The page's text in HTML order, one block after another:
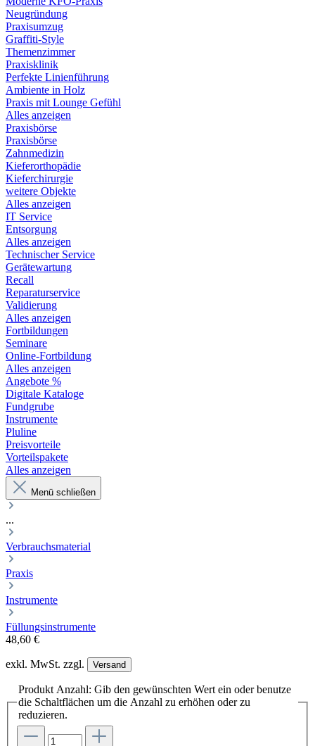
Neugründung
Praxisumzug
Graffiti-Style
Themenzimmer
Praxisklinik
Perfekte Linienführung
Ambiente in Holz
Praxis mit Lounge Gefühl
Alles anzeigen
Praxisbörse
Praxisbörse
Zahnmedizin
Kieferorthopädie
Kieferchirurgie
weitere Objekte
Alles anzeigen
IT Service
Entsorgung
Alles anzeigen
Technischer Service
Gerätewartung
Recall
Reparaturservice
Validierung
Alles anzeigen
Fortbildungen
Seminare
Online-Fortbildung
Alles anzeigen
Angebote %
Digitale Kataloge
Fundgrube
Instrumente
Pluline
Preisvorteile
Vorteilspakete
Alles anzeigen
Menü schließen
...
Verbrauchsmaterial
Praxis
Instrumente
Füllungsinstrumente
48,60 €
exkl. MwSt. zzgl. Versand
Produkt Anzahl: Gib den gewünschten Wert ein oder benutze
die Schaltflächen um die Anzahl zu erhöhen oder zu
reduzieren.